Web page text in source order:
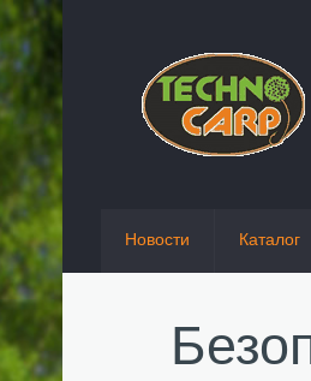
Новости Каталог